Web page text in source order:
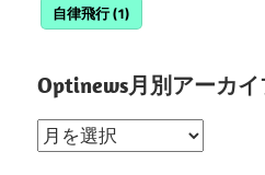
自律飛行(1)
Optinews月別アーカイ
Optinews